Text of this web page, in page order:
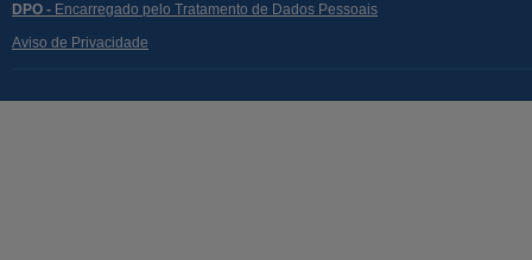
DPO - Encarregado pelo Tratamento de Dados Pessoais
Aviso de Privacidade